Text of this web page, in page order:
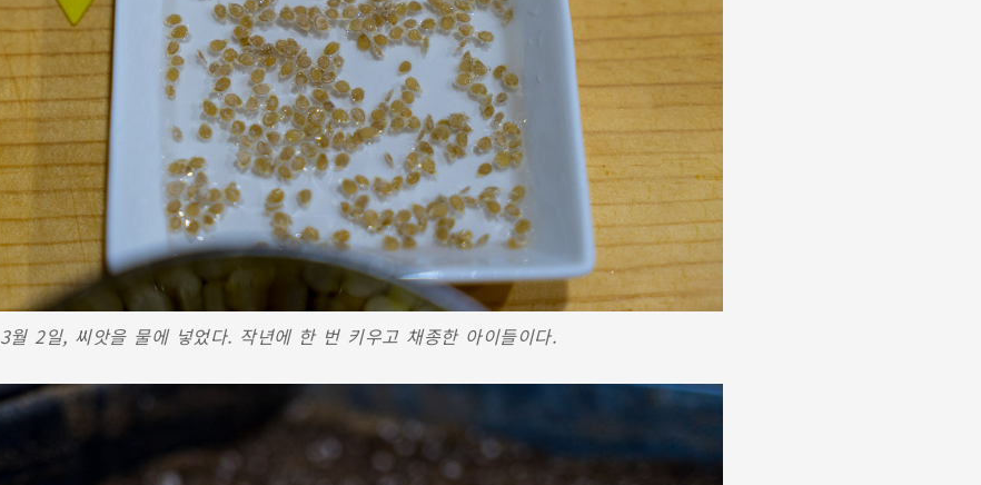
3월 2일, 씨앗을 물에 넣었다. 작년에 한 번 키우고 채종한 아이들이다.